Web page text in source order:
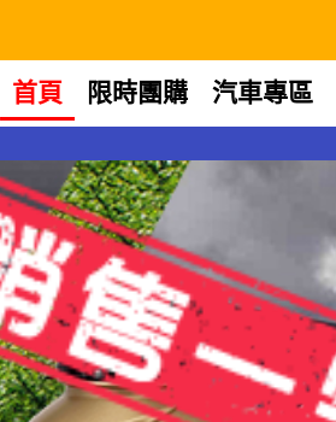
首頁 限時團購 汽車專區